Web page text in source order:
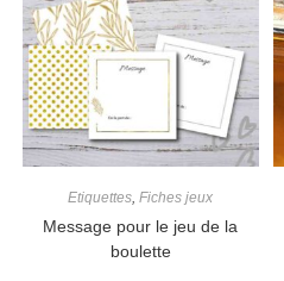
Etiquettes,Fiches jeux
Message pour le jeu de la
boulette